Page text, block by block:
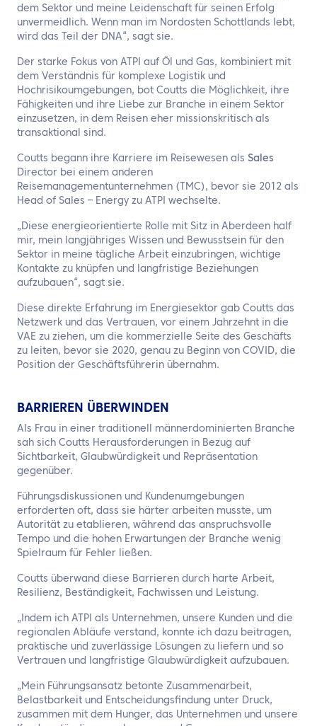
dem Sektor und meine Leidenschaft für seinen Erfolg
unvermeidlich. Wenn man im Nordosten Schottlands lebt,
wird das Teil der DNA“, sagt sie.
Der starke Fokus von ATPI auf Öl und Gas, kombiniert mit
dem Verständnis für komplexe Logistik und
Hochrisikoumgebungen, bot Coutts die Möglichkeit, ihre
Fähigkeiten und ihre Liebe zur Branche in einem Sektor
einzusetzen, in dem Reisen eher missionskritisch als
transaktional sind.
Coutts begann ihre Karriere im Reisewesen als Sales
Director bei einem anderen
Reisemanagementunternehmen (TMC), bevor sie 2012 als
Head of Sales – Energy zu ATPI wechselte.
„Diese energieorientierte Rolle mit Sitz in Aberdeen half
mir, mein langjähriges Wissen und Bewusstsein für den
Sektor in meine tägliche Arbeit einzubringen, wichtige
Kontakte zu knüpfen und langfristige Beziehungen
aufzubauen“, sagt sie.
Diese direkte Erfahrung im Energiesektor gab Coutts das
Netzwerk und das Vertrauen, vor einem Jahrzehnt in die
VAE zu ziehen, um die kommerzielle Seite des Geschäfts
zu leiten, bevor sie 2020, genau zu Beginn von COVID, die
Position der Geschäftsführerin übernahm.
BARRIEREN ÜBERWINDEN
Als Frau in einer traditionell männerdominierten Branche
sah sich Coutts Herausforderungen in Bezug auf
Sichtbarkeit, Glaubwürdigkeit und Repräsentation
gegenüber.
Führungsdiskussionen und Kundenumgebungen
erforderten oft, dass sie härter arbeiten musste, um
Autorität zu etablieren, während das anspruchsvolle
Tempo und die hohen Erwartungen der Branche wenig
Spielraum für Fehler ließen.
Coutts überwand diese Barrieren durch harte Arbeit,
Resilienz, Beständigkeit, Fachwissen und Leistung.
„Indem ich ATPI als Unternehmen, unsere Kunden und die
regionalen Abläufe verstand, konnte ich dazu beitragen,
praktische und zuverlässige Lösungen zu liefern und so
Vertrauen und langfristige Glaubwürdigkeit aufzubauen.
„Mein Führungsansatz betonte Zusammenarbeit,
Belastbarkeit und Entscheidungsfindung unter Druck,
zusammen mit dem Hunger, das Unternehmen und unsere